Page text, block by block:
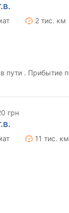
2 тис. км
грн
11 тис. км